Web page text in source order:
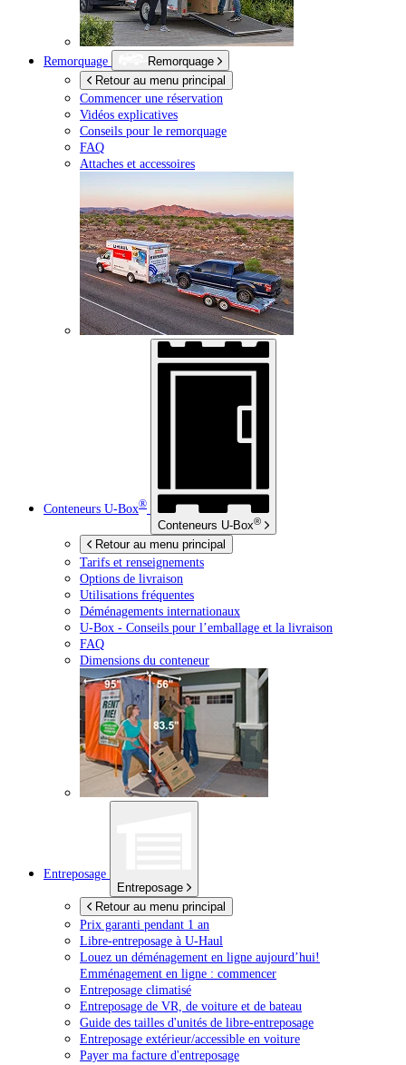
Remorquage
Remorquage
Retour au menu principal
Commencer une réservation
Vidéos explicatives
Conseils pour le remorquage
FAQ
Attaches et accessoires
Conteneurs U-Box®
Conteneurs U-Box®
Retour au menu principal
Tarifs et renseignements
Options de livraison
Utilisations fréquentes
Déménagements internationaux
U-Box - Conseils pour l’emballage et la livraison
FAQ
Dimensions du conteneur
Entreposage
Entreposage
Retour au menu principal
Prix garanti pendant 1 an
Libre-entreposage à U-Haul
Louez un déménagement en ligne aujourd’hui!
Emménagement en ligne : commencer
Entreposage climatisé
Entreposage de VR, de voiture et de bateau
Guide des tailles d'unités de libre-entreposage
Entreposage extérieur/accessible en voiture
Payer ma facture d'entreposage